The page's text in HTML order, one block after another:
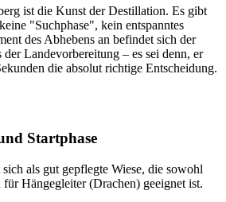
ist die Kunst der Destillation. Es gibt
"Suchphase", kein entspanntes
des Abhebens an befindet sich der
Landevorbereitung – es sei denn, er
die absolut richtige Entscheidung.
Startphase
als gut gepflegte Wiese, die sowohl
Hängegleiter (Drachen) geeignet ist.